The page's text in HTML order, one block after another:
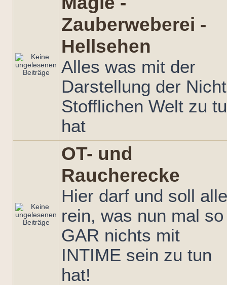
Zauberweberei -
Hellsehen
Alles was mit der
Darstellung der
Stofflichen Welt zu
hat
OT- und
Raucherecke
Hier darf und soll
rein, was nun mal so
GAR nichts mit
INTIME sein zu tun
hat!